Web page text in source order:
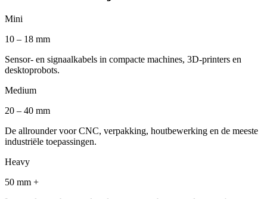
Mini
10 – 18 mm
Sensor- en signaalkabels in compacte machines, 3D-printers en
desktoprobots.
Medium
20 – 40 mm
De allrounder voor CNC, verpakking, houtbewerking en de meeste
industriële toepassingen.
Heavy
50 mm +